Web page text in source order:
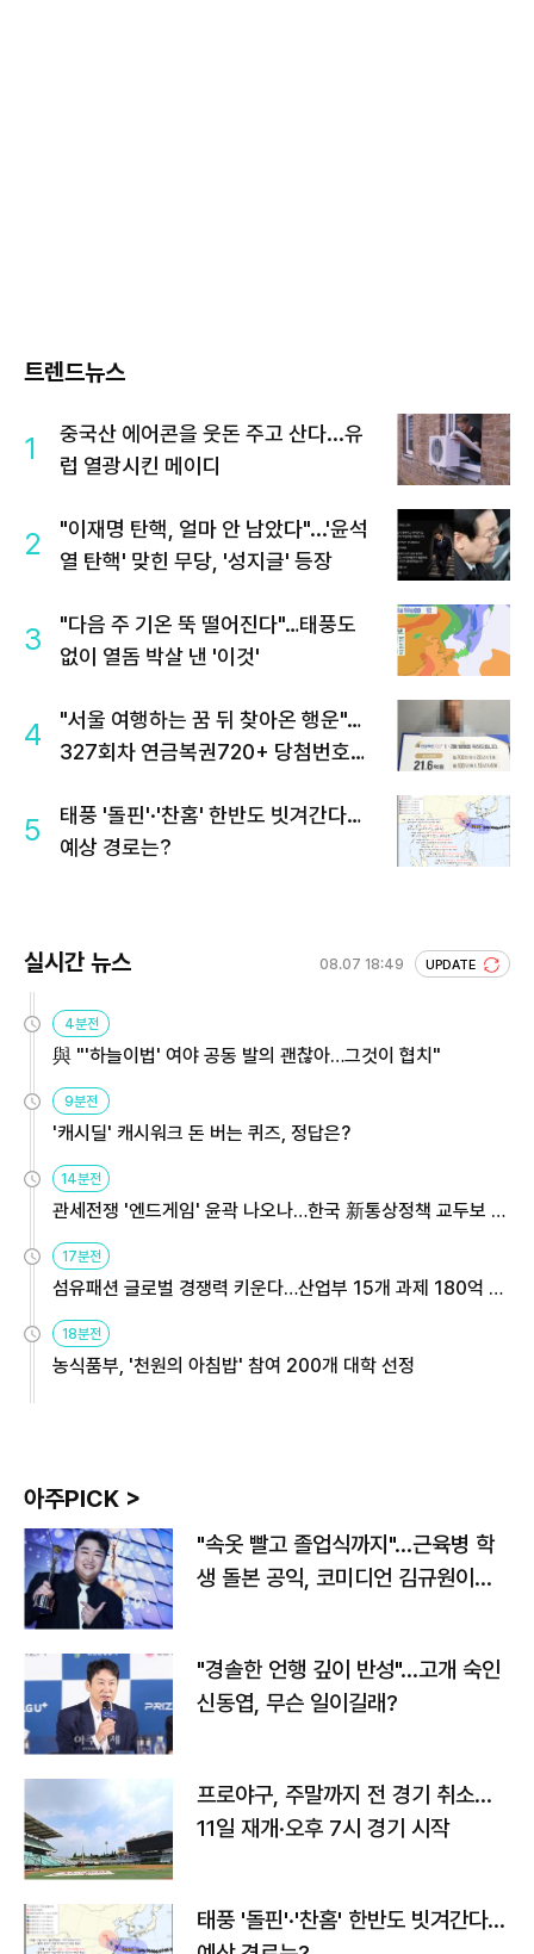
트렌드뉴스
1
중국산 에어콘을 웃돈 주고 산다...유
럽 열광시킨 메이디
2
"이재명 탄핵, 얼마 안 남았다"...'윤석
열 탄핵' 맞힌 무당, '성지글' 등장
3
"다음 주 기온 뚝 떨어진다"…태풍도
없이 열돔 박살 낸 '이것'
4
"서울 여행하는 꿈 뒤 찾아온 행운"…
327회차 연금복권720+ 당첨번호조
5
태풍 '돌핀'·'찬홈' 한반도 빗겨간다…
예상 경로는?
실시간 뉴스 08.07 18:49 UPDATE
4분전
與 "'하늘이법' 여야 공동 발의 괜찮아…그것이 협치"
9분전
'캐시딜' 캐시워크 돈 버는 퀴즈, 정답은?
14분전
관세전쟁 '엔드게임' 윤곽 나오나…한국 新통상정책 교두보 활
17분전
섬유패션 글로벌 경쟁력 키운다…산업부 15개 과제 180억 지
18분전
농식품부, '천원의 아침밥' 참여 200개 대학 선정
아주PICK >
"속옷 빨고 졸업식까지"…근육병 학
생 돌본 공익, 코미디언 김규원이었
"경솔한 언행 깊이 반성"…고개 숙인
신동엽, 무슨 일이길래?
프로야구, 주말까지 전 경기 취소…
11일 재개·오후 7시 경기 시작
태풍 '돌핀'·'찬홈' 한반도 빗겨간다…